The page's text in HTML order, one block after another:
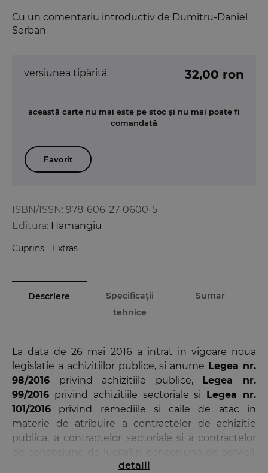
Cu un comentariu introductiv de Dumitru-Daniel
Serban
ISBN/ISSN: 978-606-27-0600-5
Editura: Hamangiu
Cuprins Extras
versiunea tipărită 32,00 ron
această carte nu mai este pe stoc și nu mai poate fi
comandată
Favorit
Descriere
Specificații
tehnice
Sumar
La data de 26 mai 2016 a intrat in vigoare noua
legislatie a achizitiilor publice, si anume Legea nr.
98/2016 privind achizitiile publice, Legea nr.
99/2016 privind achizitiile sectoriale si Legea nr.
101/2016 privind remediile si caile de atac in
materie de atribuire a contractelor de achizitie
publica, a contractelor sectoriale si a contractelor
precum si pentru organizarea si functionarea
detalii